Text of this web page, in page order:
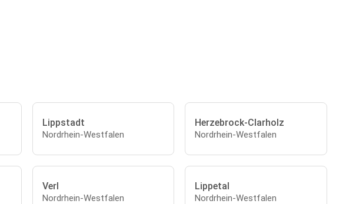
Lippstadt
Nordrhein-Westfalen
Herzebrock-Clarholz
Nordrhein-Westfalen
Verl
Nordrhein-Westfalen
Lippetal
Nordrhein-Westfalen